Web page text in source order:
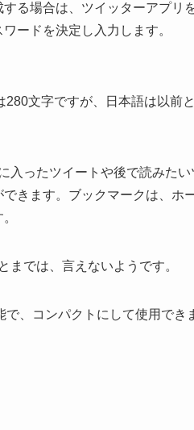
る場合は、ツイッターアプリ
ードを決定し入力します。
280文字ですが、日本語は以前
入ったツイートや後で読みた
きます。ブックマークは、ホ
までは、言えないようです。
、コンパクトにして使用でき